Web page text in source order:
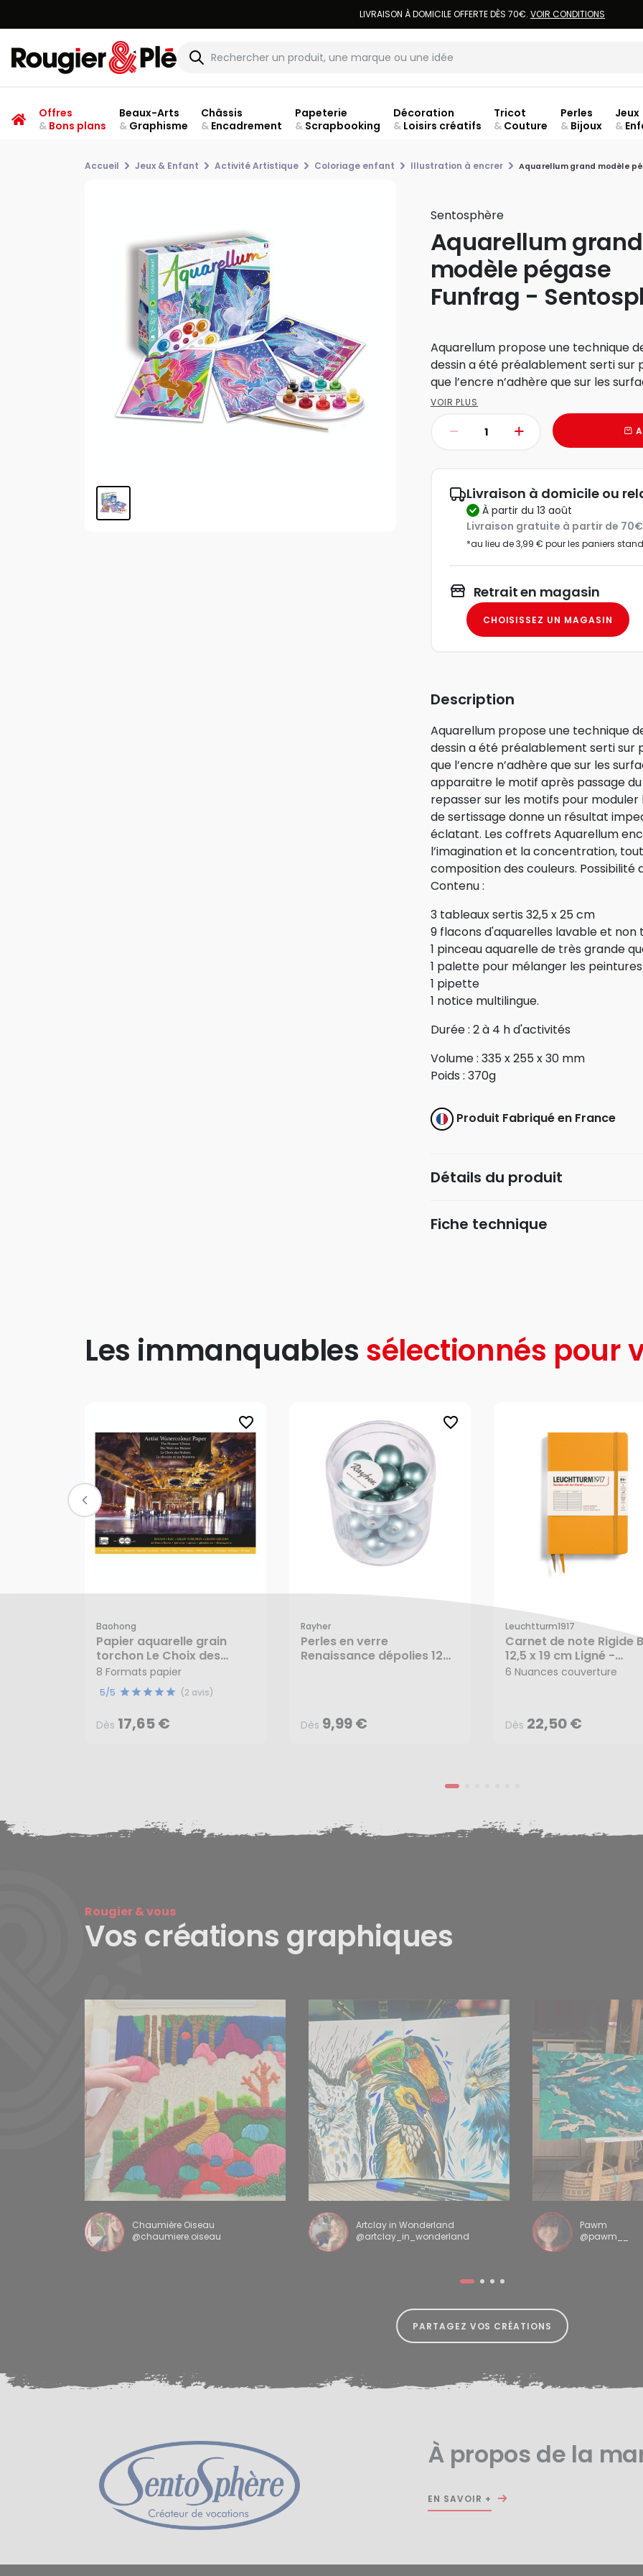
LIVRAISON À DOMICILE OFFERTE DÈS 70€. VOIR CONDITIONS
Offres
&Bons plans
Beaux-Arts
&Graphisme
Châssis
&Encadrement
Papeterie
&Scrapbooking
Décoration
&Loisirs créatifs
Tricot
& Couture
Perles
& Bijoux
Jeux
&
Accueil Jeux & Enfant Activité Artistique Coloriage enfant Illustration à encrer Aquarellum grand modèle
Sentosphère
Aquarellum grand
modèle pégase
Funfrag -
Aquarellum propose une technique
dessin a été préalablement serti sur
que l’encre n’adhère que sur les
VOIR PLUS
Livraison à domicile ou
à partir du 13 août
Livraison gratuite à partir de
*au lieu de 3,99 € pour les paniers
Retrait en magasin
CHOISISSEZ UN MAGASIN
Description
Aquarellum propose une technique
dessin a été préalablement serti sur
que l’encre n’adhère que sur les
apparaitre le motif après passage du
repasser sur les motifs pour
de sertissage donne un résultat
éclatant. Les coffrets Aquarellum
l’imagination et la concentration,
composition des couleurs. Possibilité
Contenu :
3 tableaux sertis 32,5 x 25 cm
9 flacons d'aquarelles lavable et non
1 pinceau aquarelle de très grande
1 palette pour mélanger les peintures
1 pipette
1 notice multilingue.
Durée : 2 à 4 h d'activités
Volume : 335 x 255 x 30 mm
Poids : 370g
Produit Fabriqué en France
Détails du produit
Fiche technique
Les immanquables sélectionnés pour
favorite_border
Baohong
Papier aquarelle grain
torchon Le Choix des
Maîtres Bloc 20 feuilles
300 g/m² - Baohong
8 Formats papier
5/5 (2 avis)
Dès 17,65 €
Dès17,65 €
favorite_border
Rayher
Perles en verre
Renaissance dépolies 12
Dès 9,99 €
Leuchtturm1917
Carnet de note Rigide
12,5 x 19 cm Ligné -
Leuchtturm1917
6 Nuances couverture
Dès 22,50 €
Dès22,50 €
Rougier & vous
Vos créations graphiques
Chaumière Oiseau
@chaumiere.oiseau
Artclay in Wonderland
@artclay_in_wonderland
Pawm
@pawm__
PARTAGEZ VOS CRÉATIONS
À propos de la
EN SAVOIR +